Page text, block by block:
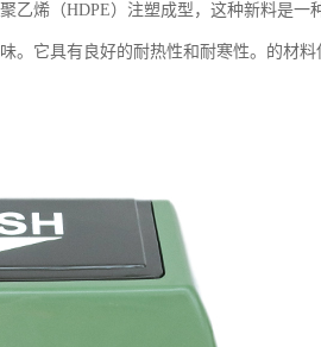
乙烯（HDPE）注塑成型，这种新料是一
。它具有良好的耐热性和耐寒性。的材